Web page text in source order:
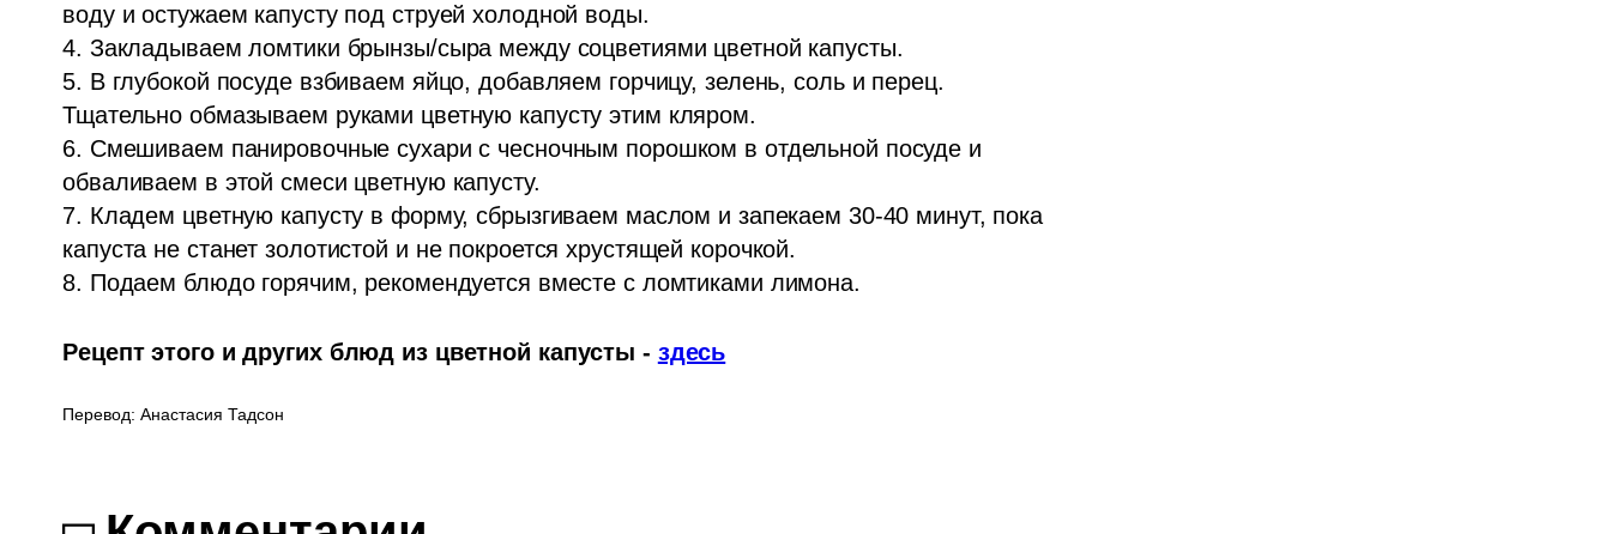
воду и остужаем капусту под струей холодной воды.
4. Закладываем ломтики брынзы/сыра между соцветиями цветной капусты.
5. В глубокой посуде взбиваем яйцо, добавляем горчицу, зелень, соль и перец.
Тщательно обмазываем руками цветную капусту этим кляром.
6. Смешиваем панировочные сухари с чесночным порошком в отдельной посуде и
обваливаем в этой смеси цветную капусту.
7. Кладем цветную капусту в форму, сбрызгиваем маслом и запекаем 30-40 минут, пока
капуста не станет золотистой и не покроется хрустящей корочкой.
8. Подаем блюдо горячим, рекомендуется вместе с ломтиками лимона.
Рецепт этого и других блюд из цветной капусты - здесь
Перевод: Анастасия Тадсон